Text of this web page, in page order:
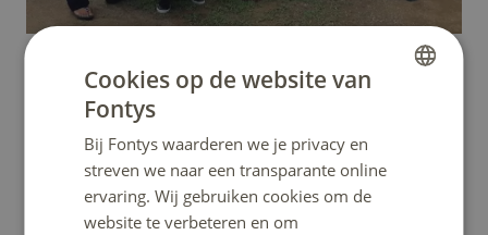
"De IPT opleiding heeft voor mij erg veel meerwaarde
gehad. Het was een jaar waarin ik veel over mezelf
geleerd heb, praktische tips en tools gekregen heb.
Mijn docent heeft hier een grote bijdrage aan geleverd
Cookies op de website van
Fontys
Bij Fontys waarderen we je privacy en
streven we naar een transparante online
ervaring. Wij gebruiken cookies om de
website te verbeteren en om